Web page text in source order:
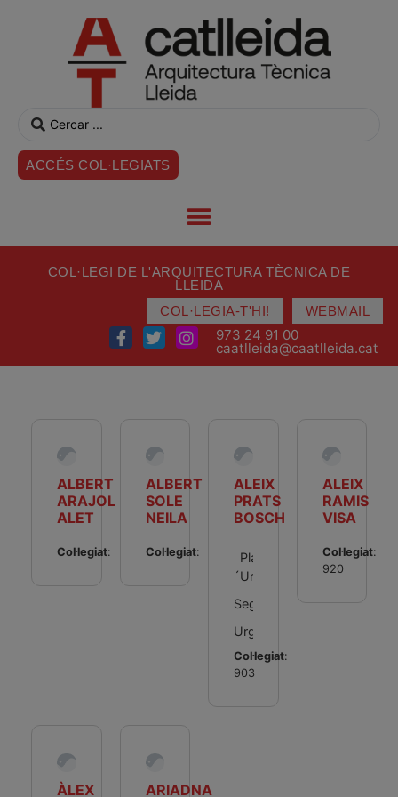
ACCÉS COL·LEGIATS
COL·LEGI DE L'ARQUITECTURA TÈCNICA DE
LLEIDA
COL·LEGIA-T'HI!
WEBMAIL
973 24 91 00
caatlleida@caatlleida.cat
ALBERT
ARAJOL
ALET
Col·legiat:
ALBERT
SOLE
NEILA
Col·legiat:
ALEIX
PRATS
BOSCH
Pla d
´Urgell
Segrià
Urgell
Col·legiat:
903
ALEIX
RAMIS
VISA
Col·legiat:
920
ÀLEX
ARIADNA